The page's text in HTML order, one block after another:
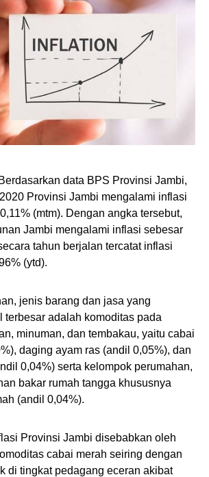
Berdasarkan data BPS Provinsi Jambi,
Provinsi Jambi mengalami inflasi
(mtm). Dengan angka tersebut,
Jambi mengalami inflasi sebesar
tahun berjalan tercatat inflasi
(ytd).
jenis barang dan jasa yang
terbesar adalah komoditas pada
minuman, dan tembakau, yaitu cabai
daging ayam ras (andil 0,05%), dan
0,04%) serta kelompok perumahan,
bakar rumah tangga khususnya
(andil 0,04%).
Provinsi Jambi disebabkan oleh
cabai merah seiring dengan
di tingkat pedagang eceran akibat